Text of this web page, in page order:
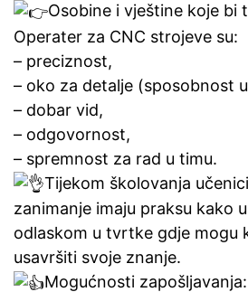
Osobine i vještine koje bi
Operater za CNC strojeve su:
– preciznost,
– oko za detalje (sposobnost
– dobar vid,
– odgovornost,
– spremnost za rad u timu.
Tijekom školovanja
zanimanje imaju praksu kako
odlaskom u tvrtke gdje mogu
usavršiti svoje znanje.
Mogućnosti zapošljavanja: